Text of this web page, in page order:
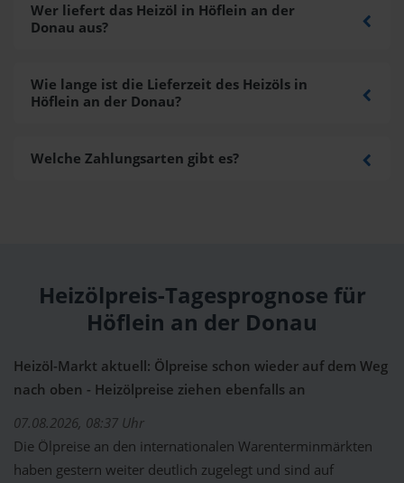
Wer liefert das Heizöl in Höflein an der
Donau aus?
Wie lange ist die Lieferzeit des Heizöls in
Höflein an der Donau?
Welche Zahlungsarten gibt es?
Heizölpreis-Tagesprognose für
Höflein an der Donau
Heizöl-Markt aktuell: Ölpreise schon wieder auf dem Weg
nach oben - Heizölpreise ziehen ebenfalls an
07.08.2026, 08:37 Uhr
Die Ölpreise an den internationalen Warenterminmärkten
haben gestern weiter deutlich zugelegt und sind auf